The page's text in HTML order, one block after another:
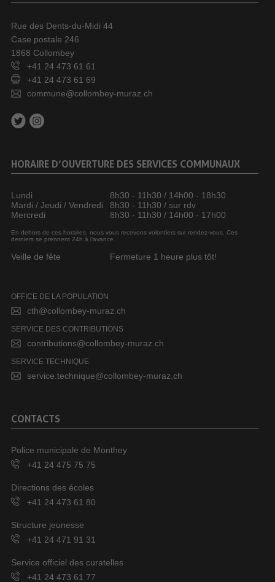
Rue des Dents-du-Midi 44
Case postale 246
1868 Collombey
+41 24 473 61 61
+41 24 473 61 69
commune@collombey-muraz.ch
HORAIRE D’OUVERTURE DES SERVICES COMMUNAUX
Lundi
8h30 - 11h30 / 14h00 - 18h30
Mardi / Jeudi / Vendredi
8h30 - 11h30 / sur rdv
Mercredi
8h30 - 11h30 / 14h00 - 17h00
En dehors de ces horaires, nous vous recevons volontiers sur rendez-vous. Ces
derniers se prennent 24h à l’avance.
Veille de fête Fermeture 1 heure plus tôt!
OFFICE DE LA POPULATION
cth@collombey-muraz.ch
SERVICE DES CONTRIBUTIONS
contributions@collombey-muraz.ch
SERVICE TECHNIQUE
service.technique@collombey-muraz.ch
CONTACTS
Police municipale de Monthey
+41 24 475 75 75
Directions des écoles
+41 24 473 61 80
Structure jeunesse
+41 24 471 91 31
Service officiel des curatelles
+41 24 473 61 77